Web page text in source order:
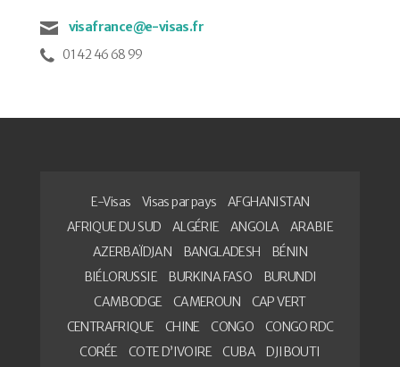
visafrance@e-visas.fr
01 42 46 68 99
E-Visas Visas par pays
AFGHANISTAN
AFRIQUE DU SUD
ALGÉRIE ANGOLA
ARABIE
AZERBAÏDJAN
BANGLADESH
BÉNIN
BIÉLORUSSIE
BURKINA FASO
BURUNDI
CAMBODGE
CAMEROUN
CAP VERT
CENTRAFRIQUE
CHINE CONGO
CONGO RDC
CORÉE
COTE D’IVOIRE CUBA
DJIBOUTI